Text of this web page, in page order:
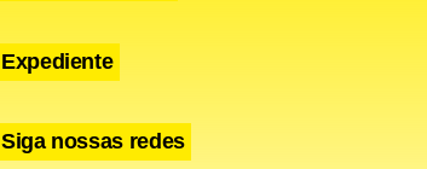
Expediente
Siga nossas redes